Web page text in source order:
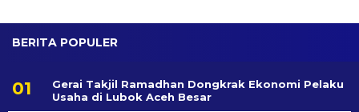
BERITA POPULER
Gerai Takjil Ramadhan Dongkrak Ekonomi Pelaku
Usaha di Lubok Aceh Besar